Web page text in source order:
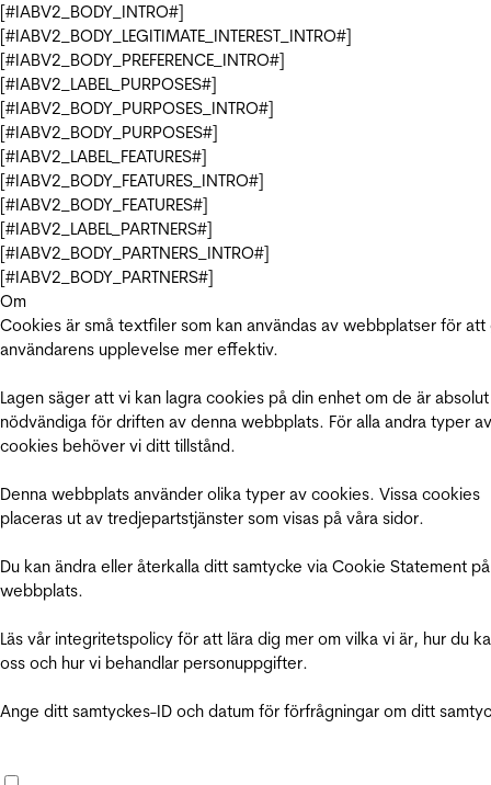
[#IABV2_BODY_INTRO#]
[#IABV2_BODY_LEGITIMATE_INTEREST_INTRO#]
[#IABV2_BODY_PREFERENCE_INTRO#]
[#IABV2_LABEL_PURPOSES#]
[#IABV2_BODY_PURPOSES_INTRO#]
[#IABV2_BODY_PURPOSES#]
[#IABV2_LABEL_FEATURES#]
[#IABV2_BODY_FEATURES_INTRO#]
[#IABV2_BODY_FEATURES#]
[#IABV2_LABEL_PARTNERS#]
[#IABV2_BODY_PARTNERS_INTRO#]
[#IABV2_BODY_PARTNERS#]
Om
Cookies är små textfiler som kan användas av webbplatser för att
användarens upplevelse mer effektiv.
Lagen säger att vi kan lagra cookies på din enhet om de är absolut
nödvändiga för driften av denna webbplats. För alla andra typer av
cookies behöver vi ditt tillstånd.
Denna webbplats använder olika typer av cookies. Vissa cookies
placeras ut av tredjepartstjänster som visas på våra sidor.
Du kan ändra eller återkalla ditt samtycke via Cookie Statement
webbplats.
Läs vår integritetspolicy för att lära dig mer om vilka vi är, hur du
oss och hur vi behandlar personuppgifter.
Ange ditt samtyckes-ID och datum för förfrågningar om ditt